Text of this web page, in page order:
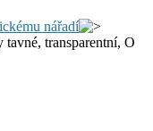
nářadí
tavné, transparentní, O